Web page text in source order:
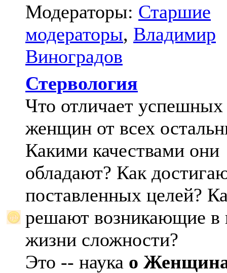
Модераторы: Старшие
модераторы, Владимир
Виноградов
Стервология
Что отличает успешных
женщин от всех
Какими качествами они
обладают? Как
поставленных целей?
решают возникающие в
жизни сложности?
Это -- наука о